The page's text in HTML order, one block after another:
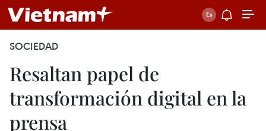
SOCIEDAD
Resaltan papel de
transformación digital en la
prensa